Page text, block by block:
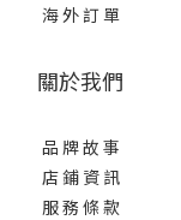
海 外 訂 單
關於我們
品 牌 故 事
店 鋪 資 訊
服 務 條 款